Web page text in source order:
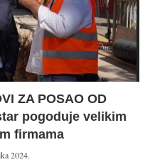
ZA POSAO OD
pogoduje velikim
firmama
2024.